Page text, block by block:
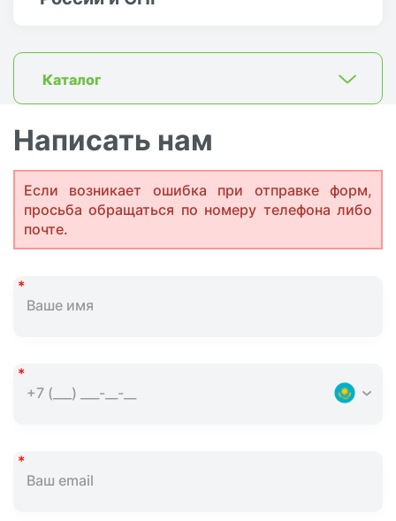
Каталог
Написать нам
Если возникает ошибка при отправке форм,
просьба обращаться по номеру телефона либо
почте.